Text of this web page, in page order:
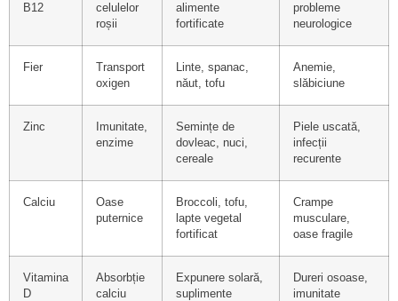
B12
celulelor
roșii
alimente
fortificate
probleme
neurologice
Fier
Transport
oxigen
Linte, spanac,
năut, tofu
Anemie,
slăbiciune
Zinc
Imunitate,
enzime
Semințe de
dovleac, nuci,
cereale
Piele uscată,
infecții
recurente
Calciu
Oase
puternice
Broccoli, tofu,
lapte vegetal
fortificat
Crampe
musculare,
oase fragile
Vitamina
D
Absorbție
calciu
Expunere solară,
suplimente
Dureri osoase,
imunitate